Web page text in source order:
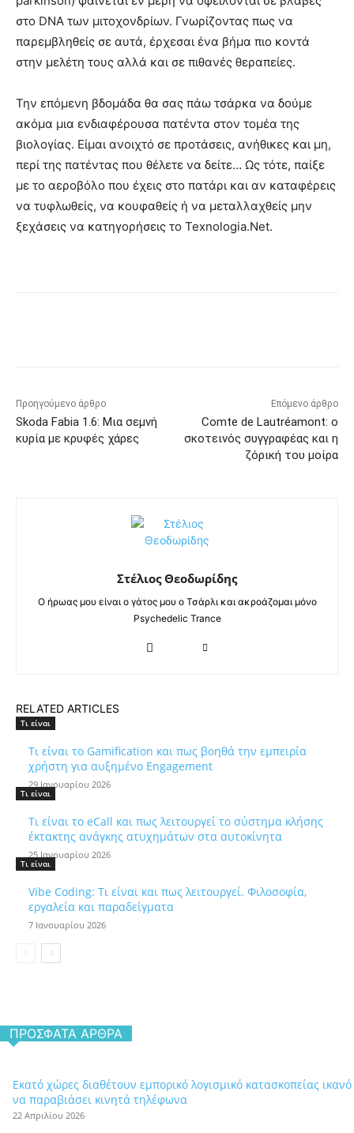
στο DNA των μιτοχονδρίων. Γνωρίζοντας πως να
παρεμβληθείς σε αυτά, έρχεσαι ένα βήμα πιο κοντά
στην μελέτη τους αλλά και σε πιθανές θεραπείες.
Την επόμενη βδομάδα θα σας πάω τσάρκα να δούμε
ακόμα μια ενδιαφέρουσα πατέντα στον τομέα της
βιολογίας. Είμαι ανοιχτό σε προτάσεις, ανήθικες και μη,
περί της πατέντας που θέλετε να δείτε… Ως τότε, παίξε
με το αεροβόλο που έχεις στο πατάρι και αν καταφέρεις
να τυφλωθείς, να κουφαθείς ή να μεταλλαχθείς μην
ξεχάσεις να κατηγορήσεις το Texnologia.Net.
Προηγούμενο άρθρο
Skoda Fabia 1.6: Μια σεμνή
κυρία με κρυφές χάρες
Επόμενο άρθρο
Comte de Lautréamont: ο
σκοτεινός συγγραφέας και η
ζόρική του μοίρα
Στέλιος Θεοδωρίδης
Ο ήρωας μου είναι ο γάτος μου ο Τσάρλι και ακροάζομαι μόνο
Psychedelic Trance
RELATED ARTICLES
Τι είναι
Τι είναι το Gamification και πως βοηθά την εμπειρία
χρήστη για αυξημένο Engagement
29 Ιανουαρίου 2026
Τι είναι
Τι είναι το eCall και πως λειτουργεί το σύστημα κλήσης
έκτακτης ανάγκης ατυχημάτων στα αυτοκίνητα
25 Ιανουαρίου 2026
Τι είναι
Vibe Coding: Τι είναι και πως λειτουργεί. Φιλοσοφία,
εργαλεία και παραδείγματα
7 Ιανουαρίου 2026
ΠΡΌΣΦΑΤΑ ΆΡΘΡΑ
Εκατό χώρες διαθέτουν εμπορικό λογισμικό κατασκοπείας ικανό
να παραβιάσει κινητά τηλέφωνα
22 Απριλίου 2026